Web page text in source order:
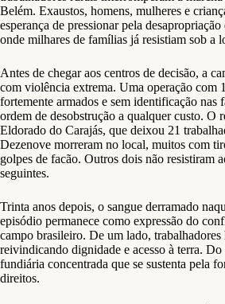
Belém. Exaustos, homens, mulheres e
esperança de pressionar pela
onde milhares de famílias já resistiam sob a
Antes de chegar aos centros de decisão, a
com violência extrema. Uma operação com
fortemente armados e sem identificação nas
ordem de desobstrução a qualquer custo. O
Eldorado do Carajás, que deixou 21
Dezenove morreram no local, muitos com
golpes de facão. Outros dois não resistiram
seguintes.
Trinta anos depois, o sangue derramado
episódio permanece como expressão do
campo brasileiro. De um lado,
reivindicando dignidade e acesso à terra.
fundiária concentrada que se sustenta pela
direitos.